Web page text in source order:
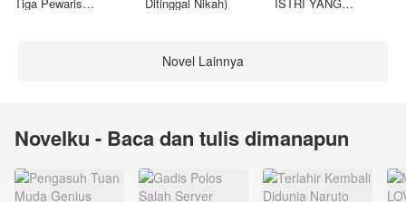
Novel Lainnya
Novelku - Baca dan tulis dimanapun